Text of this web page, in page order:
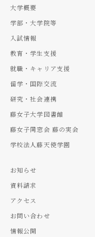
大学概要
学部・大学院等
入試情報
教育・学生支援
就職・キャリア支援
留学・国際交流
研究・社会連携
藤女子大学図書館
藤女子同窓会 藤の実会
学校法人藤天使学園
お知らせ
資料請求
アクセス
お問い合わせ
情報公開